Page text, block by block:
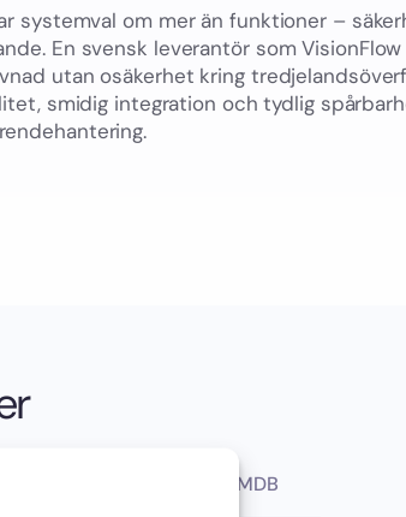
systemval om mer än funktioner –
En svensk leverantör som VisionFlow
utan osäkerhet kring
smidig integration och tydlig
CMDB